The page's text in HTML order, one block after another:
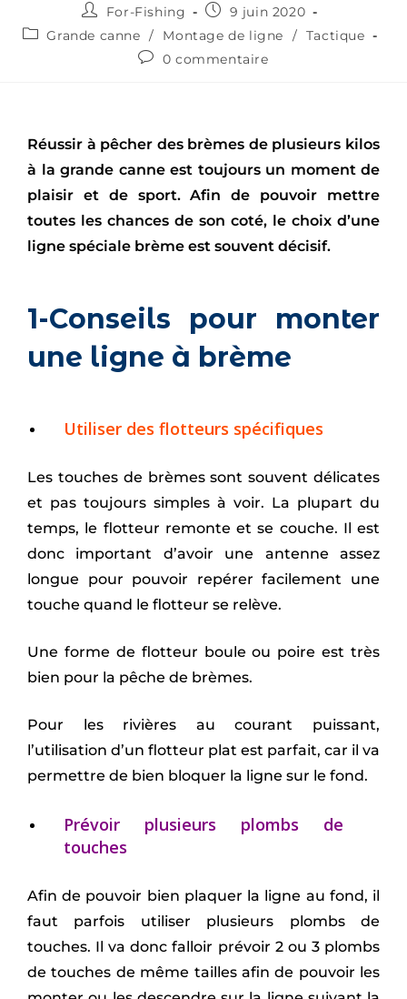
For-Fishing
9 juin 2020
Grande canne / Montage de ligne / Tactique
0 commentaire
Réussir à pêcher des brèmes de plusieurs kilos
à la grande canne est toujours un moment de
plaisir et de sport. Afin de pouvoir mettre
toutes les chances de son coté, le choix d’une
ligne spéciale brème est souvent décisif.
1-Conseils pour monter
une ligne à brème
Utiliser des flotteurs spécifiques
Les touches de brèmes sont souvent délicates
et pas toujours simples à voir. La plupart du
temps, le flotteur remonte et se couche. Il est
donc important d’avoir une antenne assez
longue pour pouvoir repérer facilement une
touche quand le flotteur se relève.
Une forme de flotteur boule ou poire est très
bien pour la pêche de brèmes.
Pour les rivières au courant puissant,
l’utilisation d’un flotteur plat est parfait, car il va
permettre de bien bloquer la ligne sur le fond.
Prévoir plusieurs plombs de
touches
Afin de pouvoir bien plaquer la ligne au fond, il
faut parfois utiliser plusieurs plombs de
touches. Il va donc falloir prévoir 2 ou 3 plombs
de touches de même tailles afin de pouvoir les